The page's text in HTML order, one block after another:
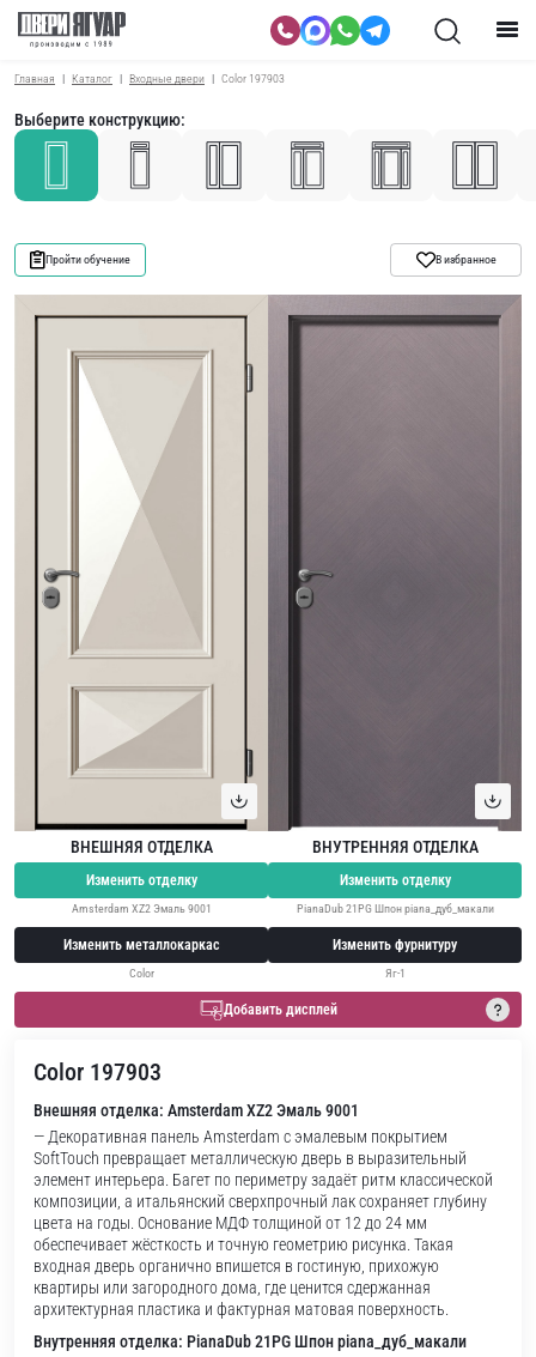
Главная Каталог Входные двери Color 197903
Выберите конструкцию:
Пройти обучение В избранное
ВНЕШНЯЯ ОТДЕЛКА
Изменить отделку
Amsterdam XZ2 Эмаль 9001
Изменить металлокаркас
Color
ВНУТРЕННЯЯ ОТДЕЛКА
Изменить отделку
PianaDub 21PG Шпон piana_дуб_макали
Изменить фурнитуру
Яг-1
Добавить дисплей
Color 197903
Внешняя отделка: Amsterdam XZ2 Эмаль 9001
— Декоративная панель Amsterdam с эмалевым покрытием
SoftTouch превращает металлическую дверь в выразительный
элемент интерьера. Багет по периметру задаёт ритм классической
композиции, а итальянский сверхпрочный лак сохраняет глубину
цвета на годы. Основание МДФ толщиной от 12 до 24 мм
обеспечивает жёсткость и точную геометрию рисунка. Такая
входная дверь органично впишется в гостиную, прихожую
квартиры или загородного дома, где ценится сдержанная
архитектурная пластика и фактурная матовая поверхность.
Внутренняя отделка: PianaDub 21PG Шпон piana_дуб_макали